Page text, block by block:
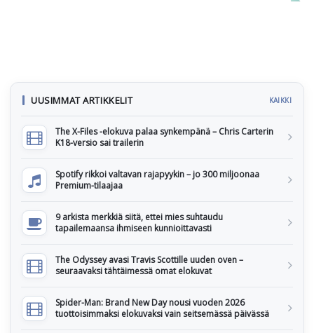
UUSIMMAT ARTIKKELIT KAIKKI
The X-Files -elokuva palaa synkempänä – Chris Carterin
K18-versio sai trailerin
Spotify rikkoi valtavan rajapyykin – jo 300 miljoonaa
Premium-tilaajaa
9 arkista merkkiä siitä, ettei mies suhtaudu
tapailemaansa ihmiseen kunnioittavasti
The Odyssey avasi Travis Scottille uuden oven –
seuraavaksi tähtäimessä omat elokuvat
Spider-Man: Brand New Day nousi vuoden 2026
tuottoisimmaksi elokuvaksi vain seitsemässä päivässä